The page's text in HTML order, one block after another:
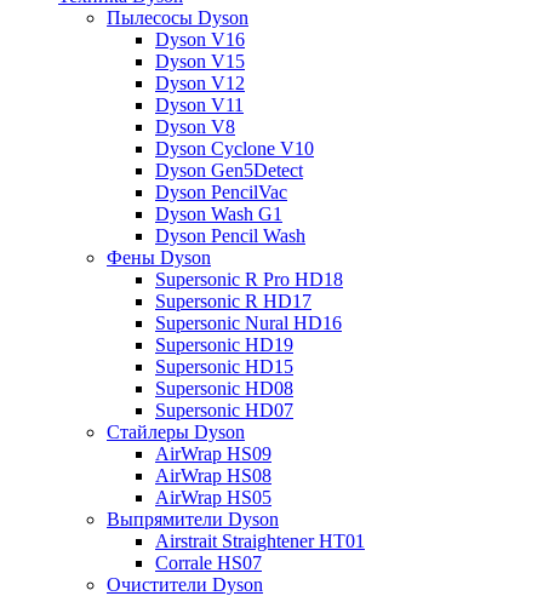
Пылесосы Dyson
Dyson V16
Dyson V15
Dyson V12
Dyson V11
Dyson V8
Dyson Cyclone V10
Dyson Gen5Detect
Dyson PencilVac
Dyson Wash G1
Dyson Pencil Wash
Фены Dyson
Supersonic R Pro HD18
Supersonic R HD17
Supersonic Nural HD16
Supersonic HD19
Supersonic HD15
Supersonic HD08
Supersonic HD07
Стайлеры Dyson
AirWrap HS09
AirWrap HS08
AirWrap HS05
Выпрямители Dyson
Airstrait Straightener HT01
Corrale HS07
Очистители Dyson